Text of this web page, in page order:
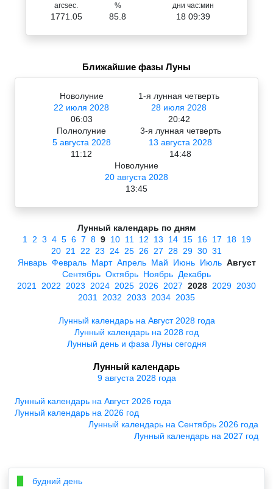
arcsec.
1771.05
%
85.8
дни час:мин
18 09:39
Ближайшие фазы Луны
Новолуние
22 июля 2028
06:03
1-я лунная четверть
28 июля 2028
20:42
Полнолуние
5 августа 2028
11:12
3-я лунная четверть
13 августа 2028
14:48
Новолуние
20 августа 2028
13:45
Лунный календарь по дням
1
2 3 4 5 6 7 8 9 10 11 12 13 14 15 16 17 18 19
20 21 22 23 24 25 26 27 28 29 30 31
Январь Февраль Март Апрель Май Июнь Июль Август
Сентябрь Октябрь Ноябрь Декабрь
2021
2022 2023 2024 2025 2026 2027 2028 2029 2030
2031
2032 2033 2034 2035
Лунный календарь на Август 2028 года
Лунный календарь на 2028 год
Лунный день и фаза Луны сегодня
Лунный календарь
9 августа 2028 года
Лунный календарь на Август 2026 года
Лунный календарь на 2026 год
Лунный календарь на Сентябрь 2026 года
Лунный календарь на 2027 год
будний день